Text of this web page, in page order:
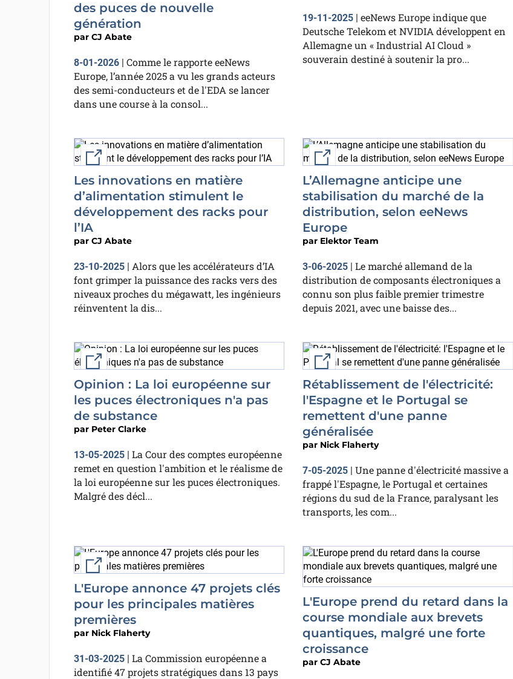
des puces de nouvelle
génération
par CJ Abate
8-01-2026| Comme le rapporte eeNews
Europe, l’année 2025 a vu les grands acteurs
des semi-conducteurs et de l'EDA se lancer
dans une course à la consol...
19-11-2025 | eeNews Europe indique que
Deutsche Telekom et NVIDIA développent en
Allemagne un « Industrial AI Cloud »
souverain destiné à soutenir la pro...
External link
Les innovations en matière
d’alimentation stimulent le
développement des racks pour
l’IA
par CJ Abate
23-10-2025| Alors que les accélérateurs d’IA
font grimper la puissance des racks vers des
niveaux proches du mégawatt, les ingénieurs
réinventent la dis...
External link
L’Allemagne anticipe une
stabilisation du marché de la
distribution, selon eeNews
Europe
par Elektor Team
3-06-2025 | Le marché allemand de la
distribution de composants électroniques a
connu son plus faible premier trimestre
depuis 2021, avec une baisse des...
External link
Opinion : La loi européenne sur
les puces électroniques n'a pas
de substance
par Peter Clarke
13-05-2025| La Cour des comptes européenne
remet en question l'ambition et le réalisme de
la loi européenne sur les puces électroniques.
Malgré des décl...
External link
Rétablissement de l'électricité:
l'Espagne et le Portugal se
remettent d'une panne
généralisée
par Nick Flaherty
7-05-2025 | Une panne d'électricité massive a
frappé l'Espagne, le Portugal et certaines
régions du sud de la France, paralysant les
transports, les com...
External link
L'Europe annonce 47 projets clés
pour les principales matières
premières
par Nick Flaherty
31-03-2025| La Commission européenne a
identifié 47 projets stratégiques dans 13 pays
L'Europe prend du retard dans la
course mondiale aux brevets
quantiques, malgré une forte
croissance
par CJ Abate